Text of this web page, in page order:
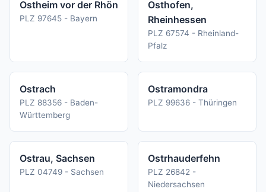
Ostheim vor der Rhön
PLZ 97645 - Bayern
Osthofen,
Rheinhessen
PLZ 67574 - Rheinland-
Pfalz
Ostrach
PLZ 88356 - Baden-
Württemberg
Ostramondra
PLZ 99636 - Thüringen
Ostrau, Sachsen
PLZ 04749 - Sachsen
Ostrhauderfehn
PLZ 26842 -
Niedersachsen